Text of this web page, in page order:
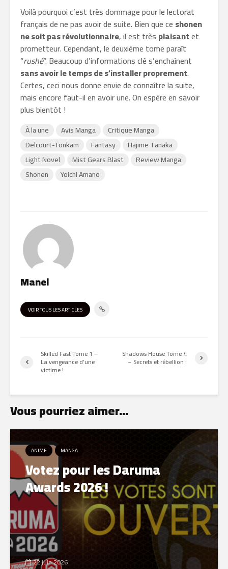
Voilà pourquoi c’est très dommage pour le lectorat
français de ne pas avoir de suite. Bien que ce shonen
ne soit pas révolutionnaire, il est très plaisantet
prometteur. Cependant, le deuxième tome paraît
“rushé“. Beaucoup d’informations clé s’enchaînent
sans avoir le temps de s’installer proprement.
Certes, ceci nous donne envie de connaître la suite,
mais encore faut-il en avoir une. On espère en savoir
plus bientôt !
À la une Avis Manga
Critique Manga
Delcourt-Tonkam
Fantasy
Hajime Tanaka
Light Novel
Mist Gears Blast
Review Manga
Shonen
Yoichi Amano
Manel
VOIR TOUS LES ARTICLES
Skilled Fast Tome 1 –
La vengeance d’une
victime !
Shadows House Tome 4
– Secrets et rébellion !
Vous pourriez aimer...
ANIME MANGA
Votez pour les Daruma
Awards 2026 !
22 juin 2026